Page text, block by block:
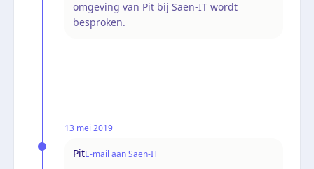
omgeving van Pit bij Saen-IT wordt
besproken.
13 mei 2019
PitE-mail aan Saen-IT